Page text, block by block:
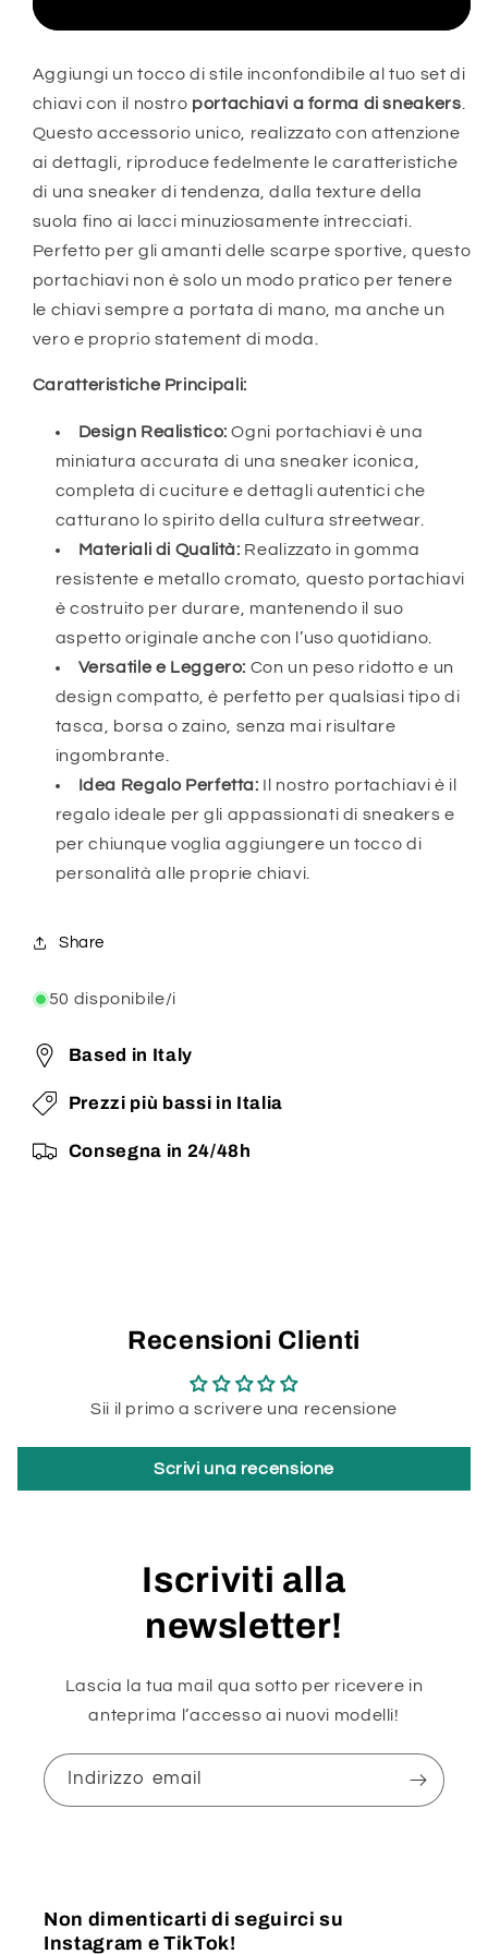
Aggiungi un tocco di stile inconfondibile al tuo set di
chiavi con il nostro portachiavi a forma di sneakers
Questo accessorio unico, realizzato con attenzione
ai dettagli, riproduce fedelmente le caratteristiche
di una sneaker di tendenza, dalla texture della
suola fino ai lacci minuziosamente intrecciati.
Perfetto per gli amanti delle scarpe sportive, questo
portachiavi non è solo un modo pratico per tenere
le chiavi sempre a portata di mano, ma anche un
vero e proprio statement di moda.
Caratteristiche Principali:
Design Realistico: Ogni portachiavi è una
miniatura accurata di una sneaker iconica,
completa di cuciture e dettagli autentici che
catturano lo spirito della cultura streetwear.
Materiali di Qualità: Realizzato in gomma
resistente e metallo cromato, questo portachiavi
è costruito per durare, mantenendo il suo
aspetto originale anche con l’uso quotidiano.
Versatile e Leggero: Con un peso ridotto e un
design compatto, è perfetto per qualsiasi tipo di
tasca, borsa o zaino, senza mai risultare
ingombrante.
Idea Regalo Perfetta: Il nostro portachiavi è il
regalo ideale per gli appassionati di sneakers e
per chiunque voglia aggiungere un tocco di
personalità alle proprie chiavi.
Share
50 disponibile/i
Based in Italy
Prezzi più bassi in Italia
Consegna in 24/48h
Recensioni Clienti
Sii il primo a scrivere una recensione
Scrivi una recensione
Iscriviti alla
newsletter!
Lascia la tua mail qua sotto per ricevere in
anteprima l’accesso ai nuovi modelli!
Indirizzo email
Non dimenticarti di seguirci su
Instagram e TikTok!